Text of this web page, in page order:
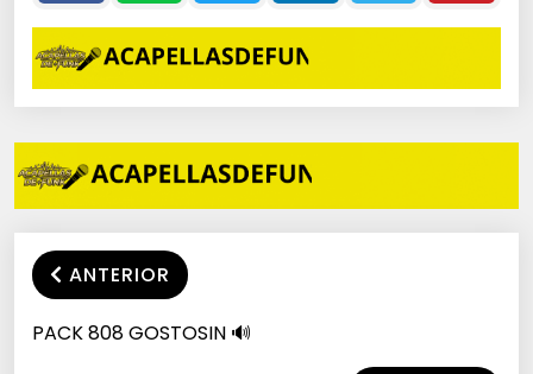
ANTERIOR
PACK 808 GOSTOSIN 🔊